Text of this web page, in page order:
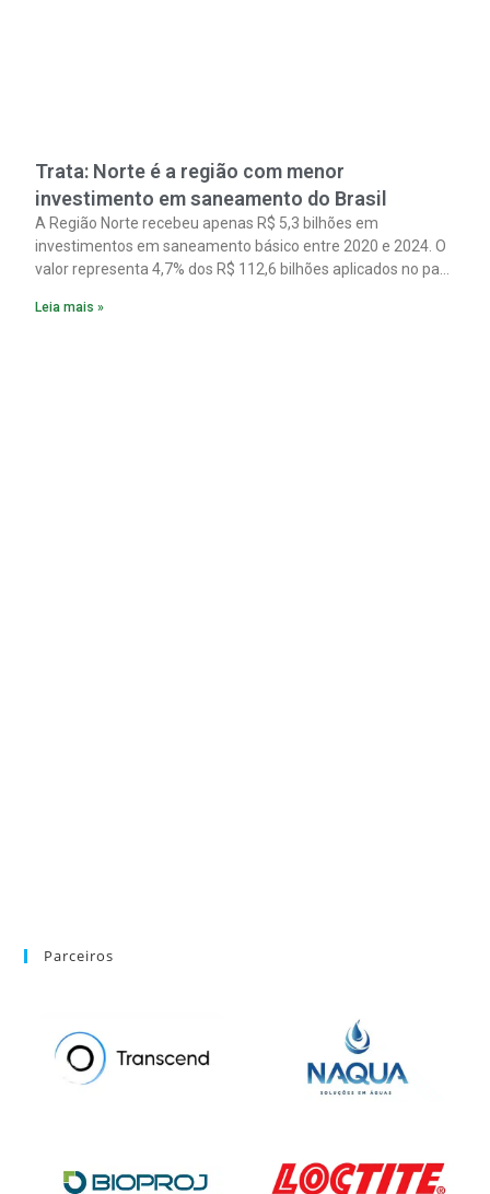
Trata: Norte é a região com menor
investimento em saneamento do Brasil
A Região Norte recebeu apenas R$ 5,3 bilhões em
investimentos em saneamento básico entre 2020 e 2024. O
valor representa 4,7% dos R$ 112,6 bilhões aplicados no país
Brasil em parceria com a GO Associados.
Leia mais »
Parceiros